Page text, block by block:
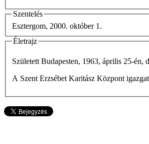
Szentelés
Esztergom, 2000. október 1.
Életrajz
Született Budapesten, 1963, április 25-
A Szent Erzsébet Karitász Központ